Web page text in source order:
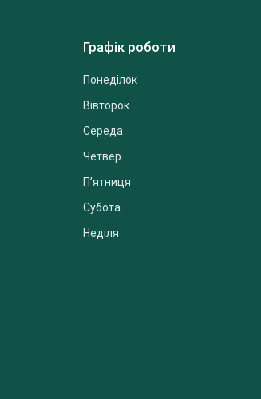
Графік роботи
Понеділок
Вівторок
Середа
Четвер
Пʼятниця
Субота
Неділя